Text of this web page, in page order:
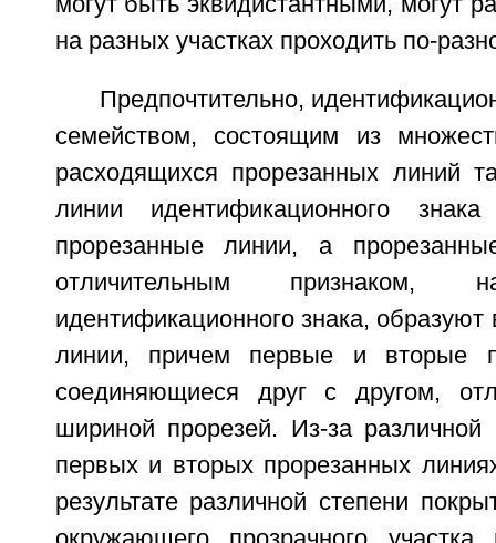
на разных участках проходить по-
Предпочтительно,
семейством, состоящим из
расходящихся прорезанных линий
линии идентификационного
прорезанные линии, а
отличительным признаком,
идентификационного знака,
линии, причем первые и вторые
соединяющиеся друг с другом,
шириной прорезей. Из-за
первых и вторых прорезанных
результате различной степени